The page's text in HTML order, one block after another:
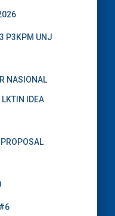
P3KPM UNJ
NASIONAL
IDEA